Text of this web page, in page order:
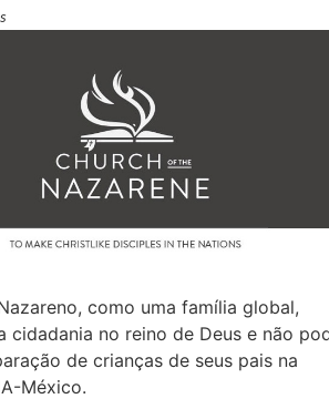
como uma família global,
cidadania no reino de Deus e não
de crianças de seus pais na
México.